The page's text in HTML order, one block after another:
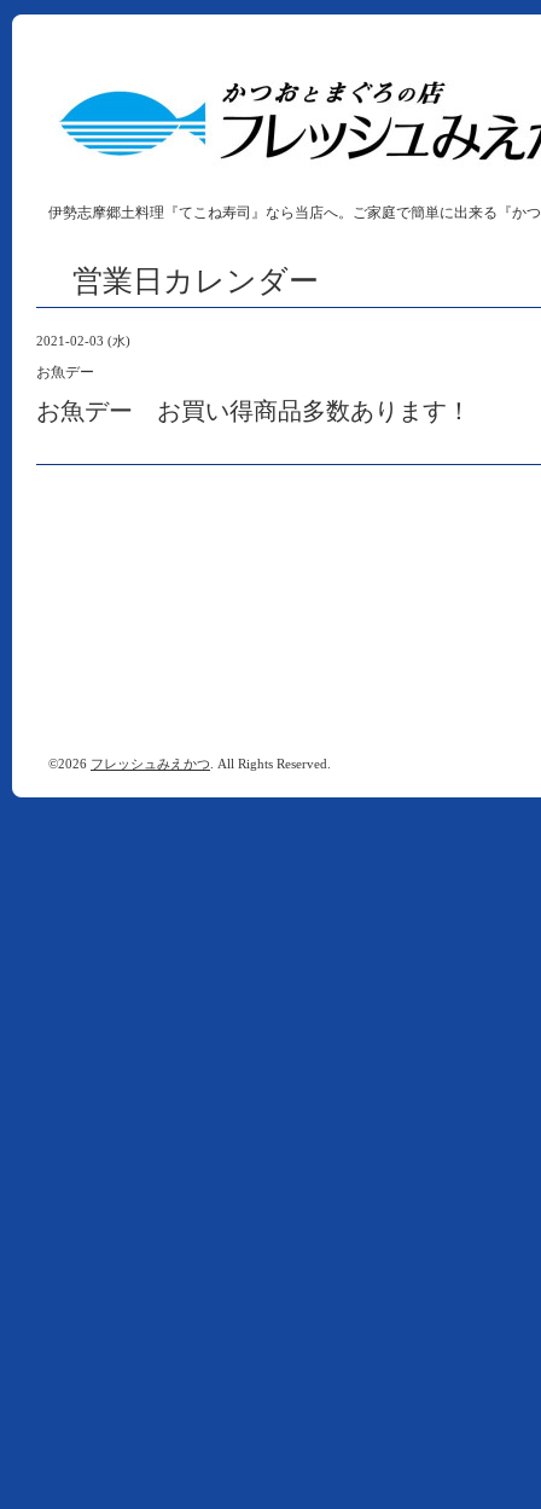
伊勢志摩郷土料理『てこね寿司』なら当店へ。ご家庭で簡単に出来る『か
営業日カレンダー
2021-02-03 (水)
お魚デー
お魚デー お買い得商品多数あります！
©2026 フレッシュみえかつ . All Rights Reserved.